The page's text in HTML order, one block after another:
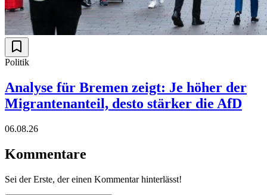
Politik
Analyse für Bremen zeigt: Je höher der
Migrantenanteil, desto stärker die AfD
06.08.26
Kommentare
Sei der Erste, der einen Kommentar hinterlässt!